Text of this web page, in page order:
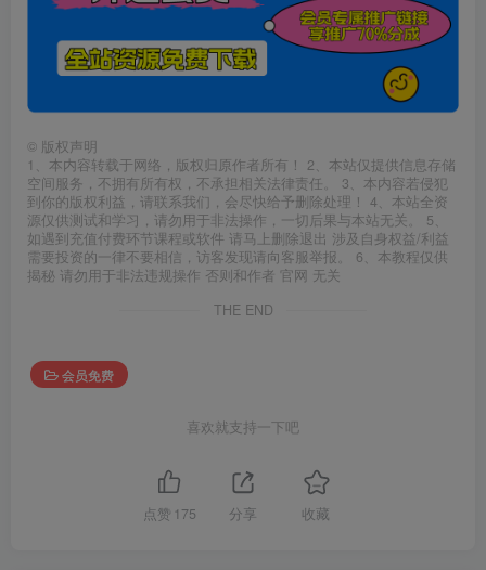
© 版权声明
1、本内容转载于网络，版权归原作者所有！ 2、本站仅提供信息存储
空间服务，不拥有所有权，不承担相关法律责任。 3、本内容若侵犯
到你的版权利益，请联系我们，会尽快给予删除处理！ 4、本站全资
源仅供测试和学习，请勿用于非法操作，一切后果与本站无关。 5、
如遇到充值付费环节课程或软件 请马上删除退出 涉及自身权益/利益
需要投资的一律不要相信，访客发现请向客服举报。 6、本教程仅供
揭秘 请勿用于非法违规操作 否则和作者 官网 无关
THE END
会员免费
喜欢就支持一下吧
点赞 175 分享 收藏